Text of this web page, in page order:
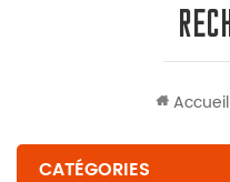
Accueil
CATÉGORIES